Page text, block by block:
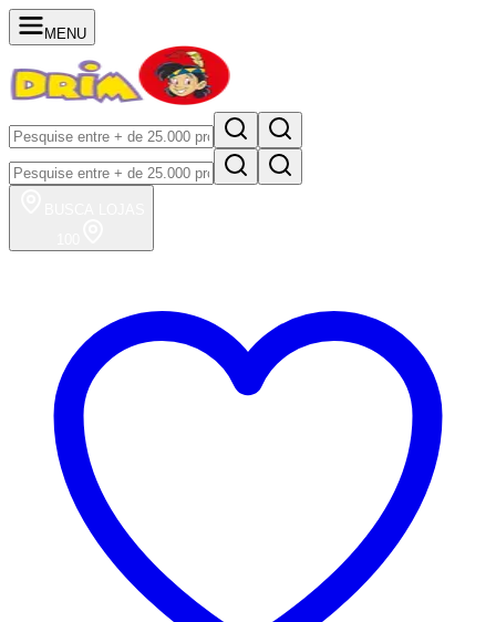
MENU